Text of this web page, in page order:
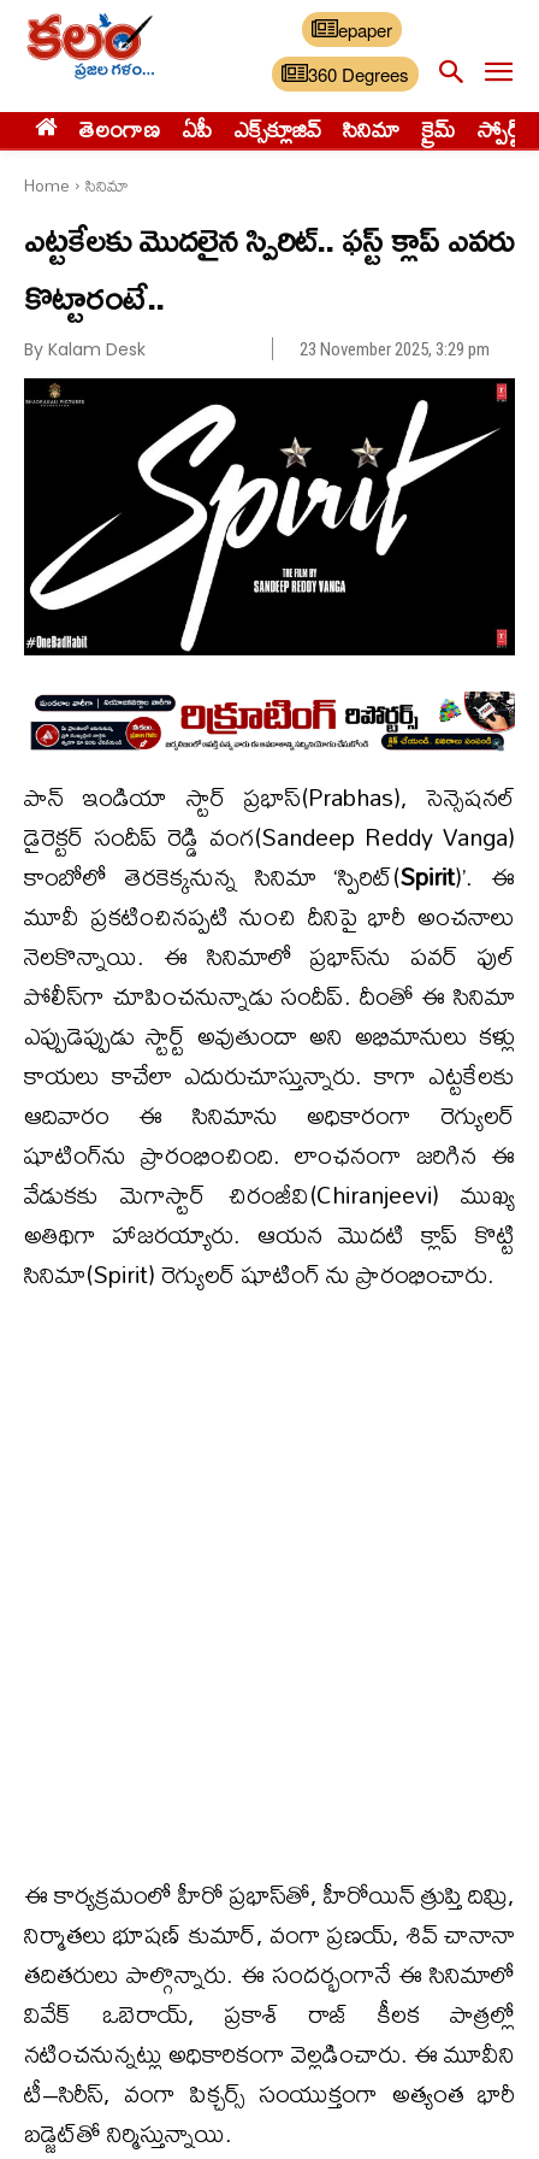
epaper
360 Degrees
తెలంగాణ ఏపీ ఎక్స్‌క్లూజివ్‌ సినిమా క్రైమ్ స్పోర్ట్స్
Home సినిమా
ఎట్టకేలకు మొదలైన స్పిరిట్.. ఫస్ట్ క్లాప్ ఎవరు
కొట్టారంటే..
By Kalam Desk 23 November 2025, 3:29 pm
పాన్ ఇండియా స్టార్ ప్రభాస్(Prabhas), సెన్సెషనల్
డైరెక్టర్ సందీప్ రెడ్డి వంగ(Sandeep Reddy Vanga)
కాంబోలో తెరకెక్కనున్న సినిమా ‘స్పిరిట్(Spirit)’. ఈ
మూవీ ప్రకటించినప్పటి నుంచి దీనిపై భారీ అంచనాలు
నెలకొన్నాయి. ఈ సినిమాలో ప్రభాస్‌ను పవర్ ఫుల్
పోలీస్‌గా చూపించనున్నాడు సందీప్. దీంతో ఈ సినిమా
ఎప్పుడెప్పుడు స్టార్ట్ అవుతుందా అని అభిమానులు కళ్లు
కాయలు కాచేలా ఎదురుచూస్తున్నారు. కాగా ఎట్టకేలకు
ఆదివారం ఈ సినిమాను అధికారంగా రెగ్యులర్
షూటింగ్‌ను ప్రారంభించింది. లాంఛనంగా జరిగిన ఈ
వేడుకకు మెగాస్టార్ చిరంజీవి(Chiranjeevi) ముఖ్య
అతిథిగా హాజరయ్యారు. ఆయన మొదటి క్లాప్ కొట్టి
సినిమా(Spirit) రెగ్యులర్ షూటింగ్ ను ప్రారంభించారు.
ఈ కార్యక్రమంలో హీరో ప్రభాస్‌తో, హీరోయిన్ త్రుప్తి దిమ్రి,
నిర్మాతలు భూషణ్ కుమార్, వంగా ప్రణయ్, శివ్ చానానా
తదితరులు పాల్గొన్నారు. ఈ సందర్భంగానే ఈ సినిమాలో
వివేక్ ఒబెరాయ్, ప్రకాశ్ రాజ్ కీలక పాత్రల్లో
నటించనున్నట్లు అధికారికంగా వెల్లడించారు. ఈ మూవీని
టీ–సిరీస్, వంగా పిక్చర్స్ సంయుక్తంగా అత్యంత భారీ
బడ్జెట్‌తో నిర్మిస్తున్నాయి.